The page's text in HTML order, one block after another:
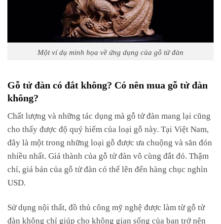
Một ví dụ minh họa về ứng dụng của gỗ tử đàn
Gỗ tử đàn có đắt không? Có nên mua gỗ tử đàn
không?
Chất lượng và những tác dụng mà gỗ tử đàn mang lại cũng
cho thấy được độ quý hiếm của loại gỗ này. Tại Việt Nam,
đây là một trong những loại gỗ được ưa chuộng và săn đón
nhiều nhất. Giá thành của gỗ tử đàn vô cùng đắt đỏ. Thậm
chí, giá bán của gỗ tử đàn có thể lên đến hàng chục nghìn
USD.
Sử dụng nội thất, đồ thủ công mỹ nghệ được làm từ gỗ tử
đàn không chỉ giúp cho không gian sống của bạn trở nên